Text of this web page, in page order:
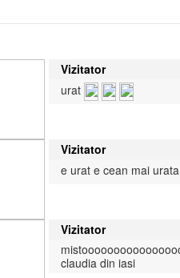
Vizitator
urat
Vizitator
e urat e cean mai
Vizitator
claudia din iasi